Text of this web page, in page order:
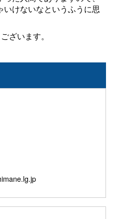
けないなというふうに思
ざいます。